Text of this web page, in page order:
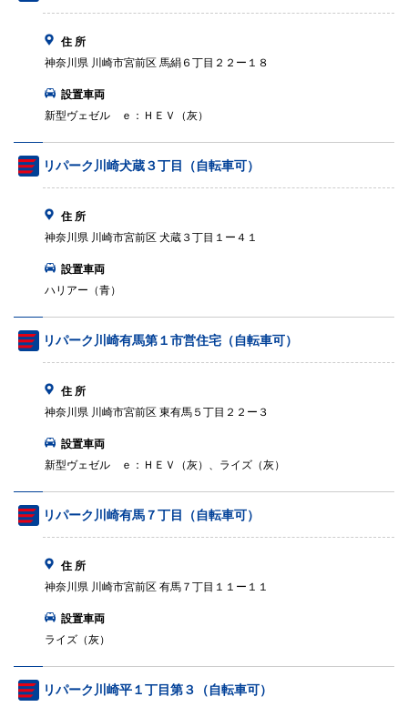
住 所
神奈川県 川崎市宮前区 馬絹６丁目２２ー１８
設置車両
新型ヴェゼル ｅ：ＨＥＶ（灰）
リパーク川崎犬蔵３丁目（自転車可）
住 所
神奈川県 川崎市宮前区 犬蔵３丁目１ー４１
設置車両
ハリアー（青）
リパーク川崎有馬第１市営住宅（自転車可）
住 所
神奈川県 川崎市宮前区 東有馬５丁目２２ー３
設置車両
新型ヴェゼル ｅ：ＨＥＶ（灰）、ライズ（灰）
リパーク川崎有馬７丁目（自転車可）
住 所
神奈川県 川崎市宮前区 有馬７丁目１１ー１１
設置車両
ライズ（灰）
リパーク川崎平１丁目第３（自転車可）